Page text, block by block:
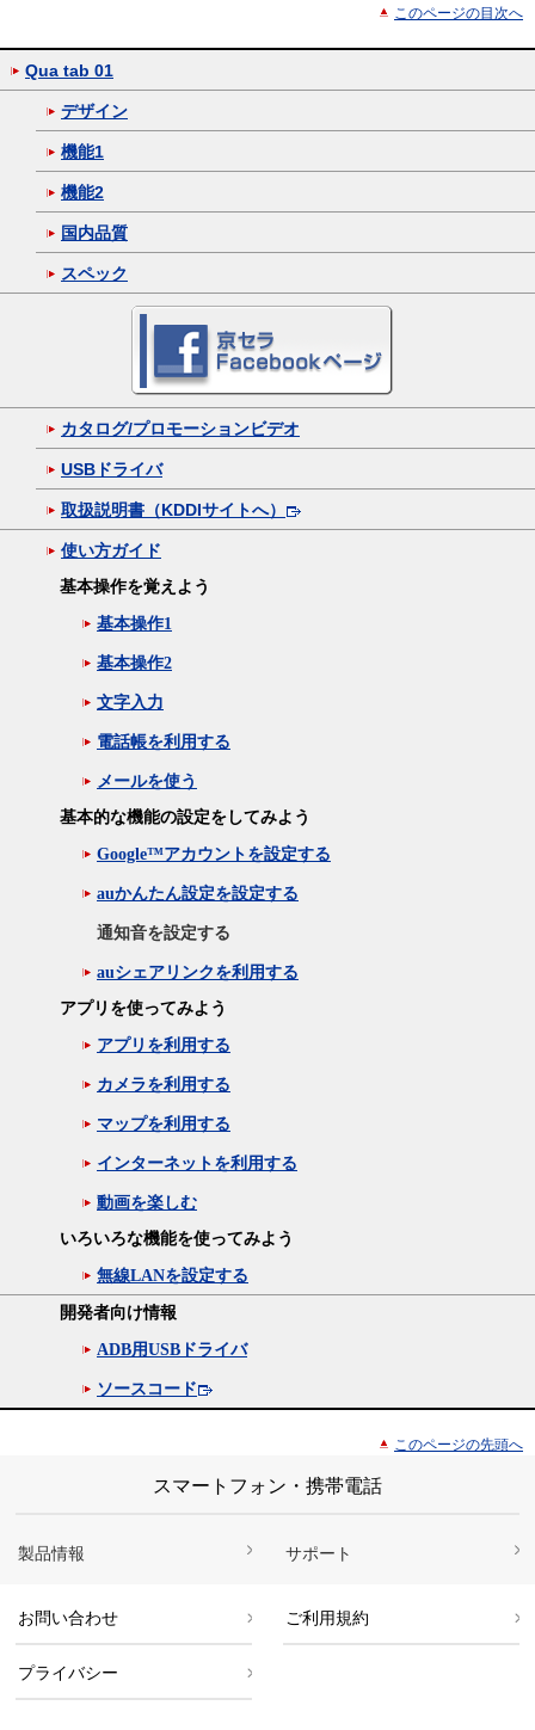
このページの目次へ
Qua tab 01
デザイン
機能1
機能2
国内品質
スペック
カタログ/プロモーションビデオ
USBドライバ
取扱説明書（KDDIサイトへ）
使い方ガイド
基本操作を覚えよう
基本操作1
基本操作2
文字入力
電話帳を利用する
メールを使う
基本的な機能の設定をしてみよう
Google™アカウントを設定する
auかんたん設定を設定する
通知音を設定する
auシェアリンクを利用する
アプリを使ってみよう
アプリを利用する
カメラを利用する
マップを利用する
インターネットを利用する
動画を楽しむ
いろいろな機能を使ってみよう
無線LANを設定する
開発者向け情報
ADB用USBドライバ
ソースコード
このページの先頭へ
スマートフォン・携帯電話
製品情報 サポート
お問い合わせ ご利用規約
プライバシー